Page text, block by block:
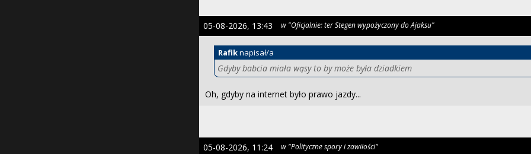
Rafiknapisał/a
Gdyby babcia miała wąsy to by może była dziadkiem
Oh, gdyby na internet było prawo jazdy...
05-08-2026, 13:43 w "Oficjalnie: ter Stegen wypożyczony do Ajaksu"
05-08-2026, 11:24 w "Polityczne spory i zawiłości"